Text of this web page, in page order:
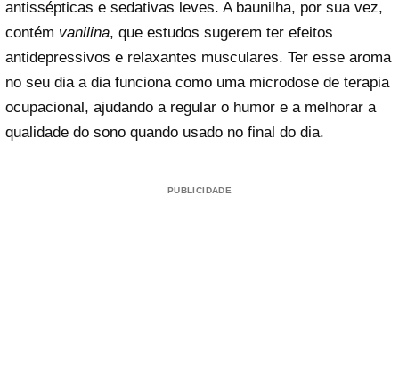
antissépticas e sedativas leves. A baunilha, por sua vez,
contém vanilina, que estudos sugerem ter efeitos
antidepressivos e relaxantes musculares. Ter esse aroma
no seu dia a dia funciona como uma microdose de terapia
ocupacional, ajudando a regular o humor e a melhorar a
qualidade do sono quando usado no final do dia.
PUBLICIDADE